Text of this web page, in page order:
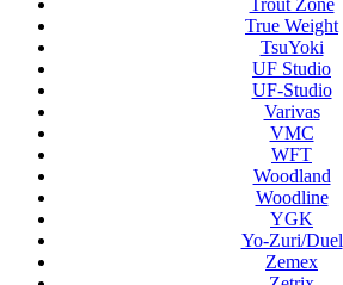
Trout Zone
True Weight
TsuYoki
UF Studio
UF-Studio
Varivas
VMC
WFT
Woodland
Woodline
YGK
Yo-Zuri/Duel
Zemex